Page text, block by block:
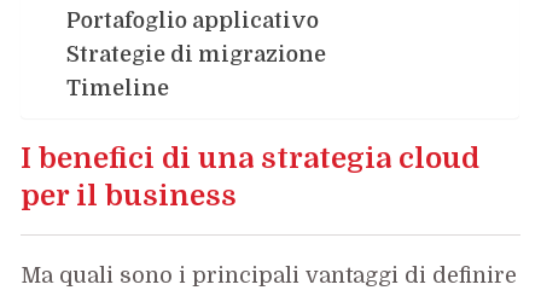
Portafoglio applicativo
Strategie di migrazione
Timeline
I benefici di una strategia cloud
per il business
Ma quali sono i principali vantaggi di definire